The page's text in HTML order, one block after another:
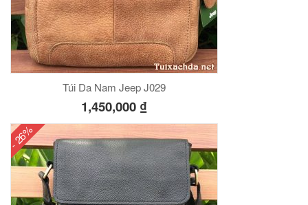
Túi Da Nam Jeep J029
1,450,000 ₫
- 26%